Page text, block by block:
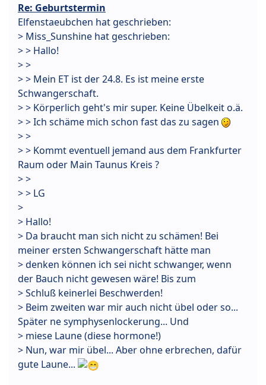
Re: Geburtstermin
Elfenstaeubchen hat geschrieben:
> Miss_Sunshine hat geschrieben:
> > Hallo!
> >
> > Mein ET ist der 24.8. Es ist meine erste
Schwangerschaft.
> > Körperlich geht's mir super. Keine Übelkeit o.ä.
> > Ich schäme mich schon fast das zu sagen
> >
> > Kommt eventuell jemand aus dem Frankfurter
Raum oder Main Taunus Kreis ?
> >
> > LG
>
> Hallo!
> Da braucht man sich nicht zu schämen! Bei
meiner ersten Schwangerschaft hätte man
> denken können ich sei nicht schwanger, wenn
der Bauch nicht gewesen wäre! Bis zum
> Schluß keinerlei Beschwerden!
> Beim zweiten war mir auch nicht übel oder so...
Später ne symphysenlockerung... Und
> miese Laune (diese hormone!)
> Nun, war mir übel... Aber ohne erbrechen, dafür
gute Laune...